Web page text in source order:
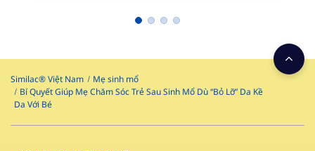
Similac® Việt Nam
Mẹ sinh mổ
Bí Quyết Giúp Mẹ Chăm Sóc Trẻ Sau Sinh Mổ Dù “Bỏ Lỡ” Da Kề
Da Với Bé